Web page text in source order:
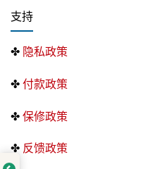
支持
✤ 隐私政策
✤ 付款政策
✤ 保修政策
✤ 反馈政策